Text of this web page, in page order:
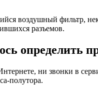
воздушный фильтр,
разъемов.
определить
ни звонки в
полутора.